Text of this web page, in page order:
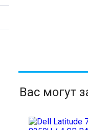
Вас могут